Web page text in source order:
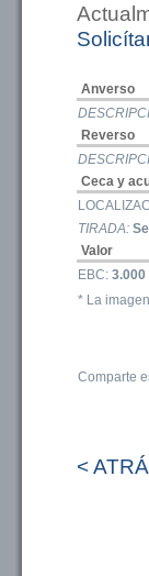
Anverso
Reverso
Ceca y
TIRADA:
Valor
EBC: 3.000
* La
Comparte
<